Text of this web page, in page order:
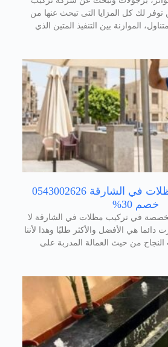
لك كل المزايا التى تبحث عنها من
الموازنة بين التنفيذ المتين الذي
شركة تركيب مظلات في الشارقة 0543002626
خصم 30%
في تركيب مظلات في الشارقة لا
هي الأفضل والأكثر طلبًا وهذا لأننا
من حيث العمالة المدربة على